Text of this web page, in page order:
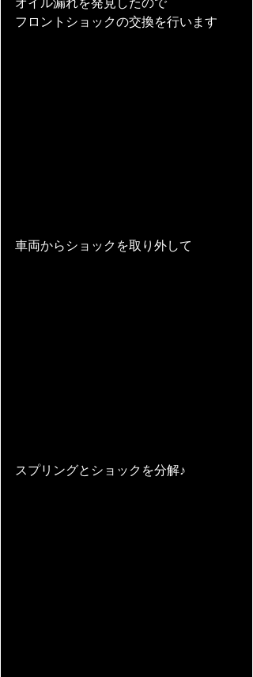
フロントショックの交換を行います
車両からショックを取り外して
スプリングとショックを分解♪